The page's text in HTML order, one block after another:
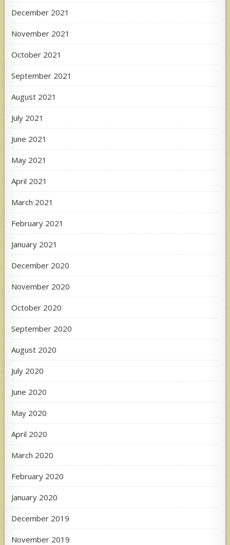
December 2021
November 2021
October 2021
September 2021
August 2021
July 2021
June 2021
May 2021
April 2021
March 2021
February 2021
January 2021
December 2020
November 2020
October 2020
September 2020
August 2020
July 2020
June 2020
May 2020
April 2020
March 2020
February 2020
January 2020
December 2019
November 2019